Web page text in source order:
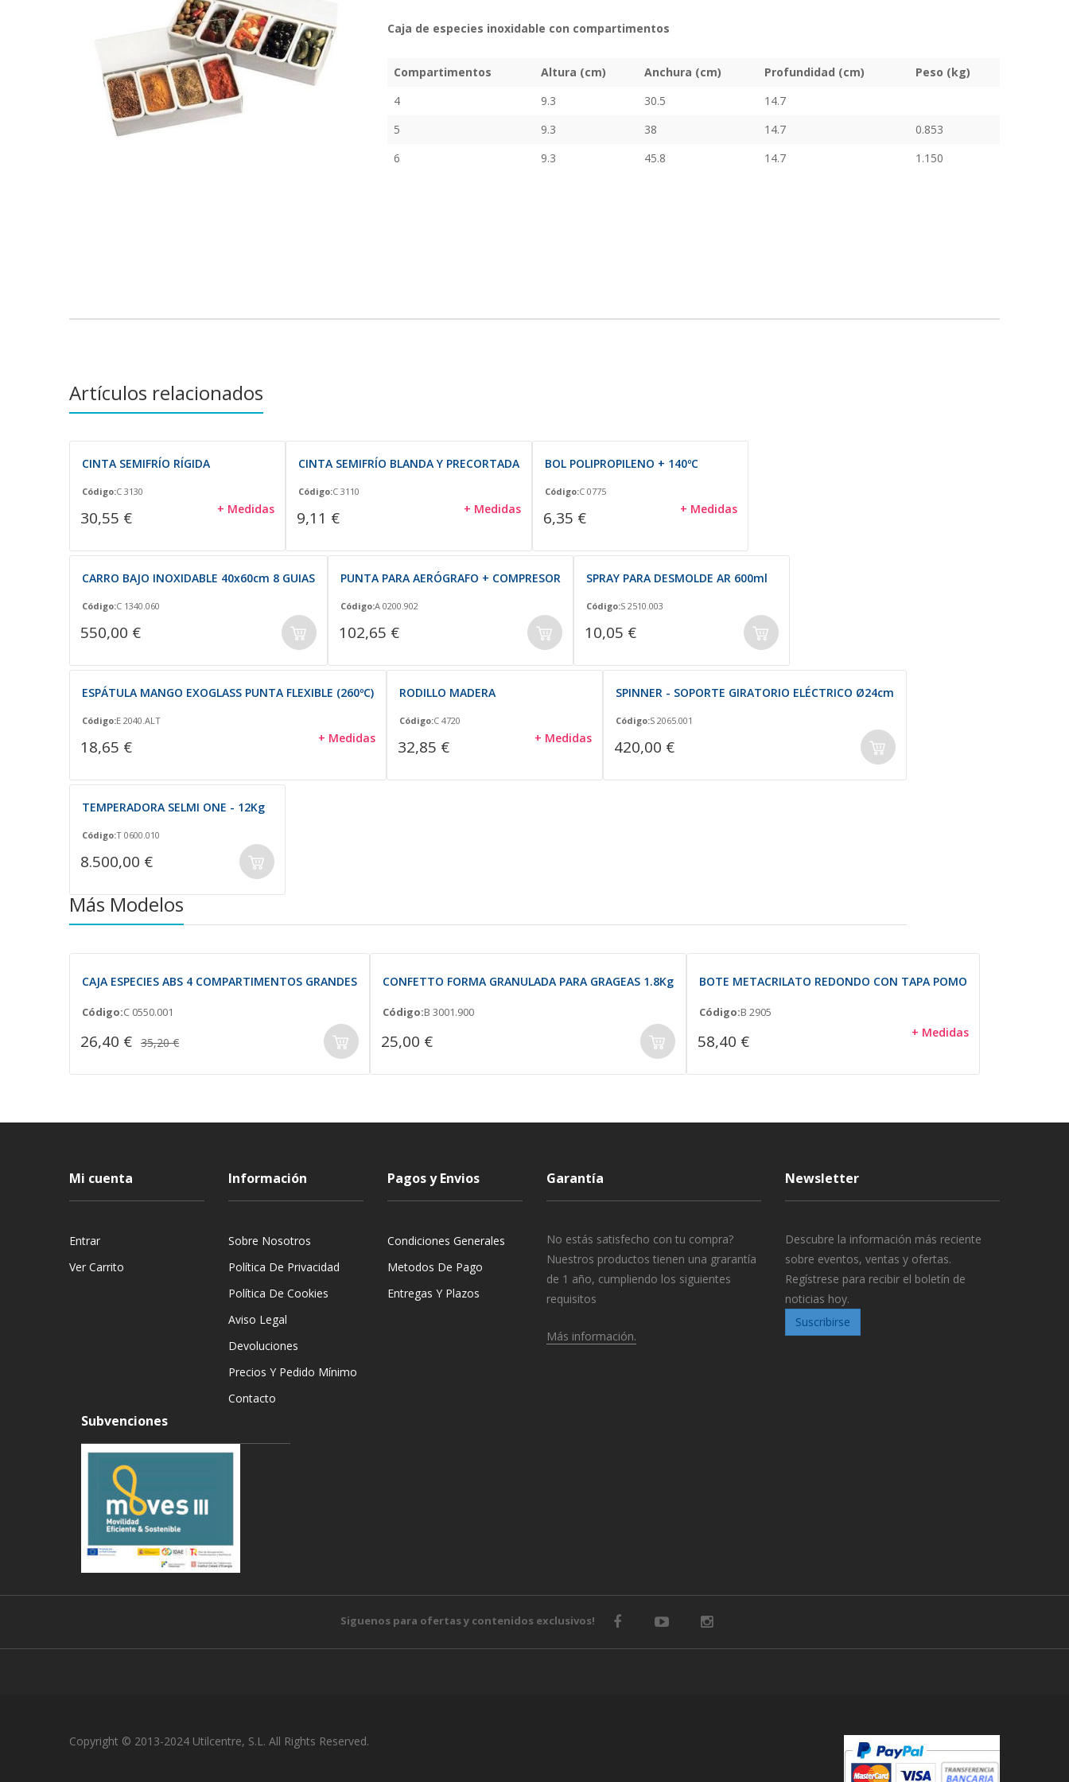
Caja de especies inoxidable con compartimentos
Compartimentos Altura (cm) Anchura (cm) Profundidad (cm)
Peso (kg)
4
9.3 30.5
14.7
5
9.3 38 14.7
0.853
6
9.3 45.8 14.7 1.150
Artículos relacionados
CINTA SEMIFRÍO RÍGIDA
Código:C 3130
30,55 € + Medidas
CINTA SEMIFRÍO BLANDA Y PRECORTADA
Código:C 3110
9,11 € + Medidas
BOL POLIPROPILENO + 140ºC
Código:C 0775
6,35 € + Medidas
CARRO BAJO INOXIDABLE 40x60cm 8 GUIAS
Código:C 1340.060
550,00 €
PUNTA PARA AERÓGRAFO + COMPRESOR
Código:A 0200.902
102,65 €
SPRAY PARA DESMOLDE AR 600ml
Código:S 2510.003
10,05 €
ESPÁTULA MANGO EXOGLASS PUNTA FLEXIBLE (260ºC)
Código:E 2040.ALT
18,65 € + Medidas
RODILLO MADERA
Código:C 4720
32,85 € + Medidas
SPINNER - SOPORTE GIRATORIO ELÉCTRICO Ø24cm
Código:S 2065.001
420,00 €
TEMPERADORA SELMI ONE - 12Kg
Código:T 0600.010
8.500,00 €
Más Modelos
CAJA ESPECIES ABS 4 COMPARTIMENTOS GRANDES
Código:C 0550.001
26,40 € 35,20 €
CONFETTO FORMA GRANULADA PARA GRAGEAS 1.8Kg
Código:B 3001.900
25,00 €
BOTE METACRILATO REDONDO CON TAPA POMO
Código:B 2905
58,40 € + Medidas
Mi cuenta
Entrar
Ver Carrito
Información
Sobre Nosotros
Política De Privacidad
Política De Cookies
Aviso Legal
Devoluciones
Precios Y Pedido Mínimo
Contacto
Pagos y Envios
Condiciones Generales
Metodos De Pago
Entregas Y Plazos
Garantía
No estás satisfecho con tu compra?
Nuestros productos tienen una grarantía
de 1 año, cumpliendo los siguientes
requisitos
Más información.
Newsletter
Descubre la información más reciente
sobre eventos, ventas y ofertas.
Regístrese para recibir el boletín de
noticias hoy.
Suscribirse
Subvenciones
Siguenos para ofertas y contenidos exclusivos!
Copyright © 2013-2024 Utilcentre, S.L. All Rights Reserved.